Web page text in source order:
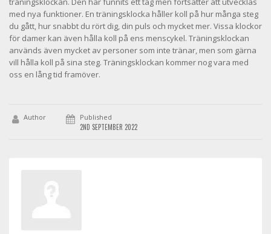
med nya funktioner. En träningsklocka håller koll på hur många steg
du gått, hur snabbt du rört dig, din puls och mycket mer. Vissa klockor
för damer kan även hålla koll på ens menscykel. Träningsklockan
används även mycket av personer som inte tränar, men som gärna
vill hålla koll på sina steg. Träningsklockan kommer nog vara med
oss en lång tid framöver.
Author Published
2ND SEPTEMBER 2022